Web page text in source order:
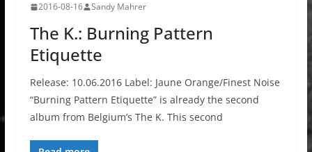
2016-08-16 Sandy Mahrer
The K.: Burning Pattern
Etiquette
Release: 10.06.2016 Label: Jaune Orange/Finest Noise
“Burning Pattern Etiquette” is already the second
album from Belgium’s The K. This second